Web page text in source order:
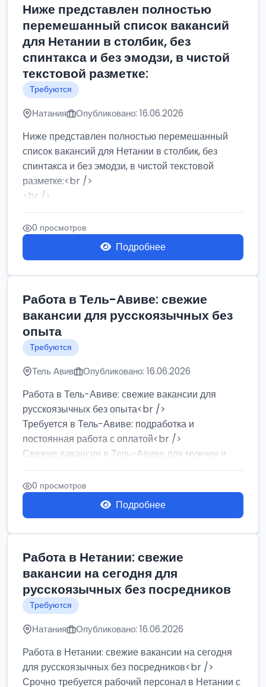
Ниже представлен полностью
перемешанный список вакансий
для Нетании в столбик, без
спинтакса и без эмодзи, в чистой
текстовой разметке:
Требуются
Натания Опубликовано: 16.06.2026
Ниже представлен полностью перемешанный
список вакансий для Нетании в столбик, без
спинтакса и без эмодзи, в чистой текстовой
разметке:<br />
<br />
Работа в Нетании на мебельном производстве:
требу...
0 просмотров
Подробнее
Работа в Тель-Авиве: свежие
вакансии для русскоязычных без
опыта
Требуются
Тель Авив Опубликовано: 16.06.2026
Работа в Тель-Авиве: свежие вакансии для
русскоязычных без опыта<br />
Требуется в Тель-Авиве: подработка и
постоянная работа с оплатой<br />
Свежие вакансии в Тель-Авиве для мужчин и
женщин от хозя...
0 просмотров
Подробнее
Работа в Нетании: свежие
вакансии на сегодня для
русскоязычных без посредников
Требуются
Натания Опубликовано: 16.06.2026
Работа в Нетании: свежие вакансии на сегодня
для русскоязычных без посредников<br />
Срочно требуется рабочий персонал в Нетании с